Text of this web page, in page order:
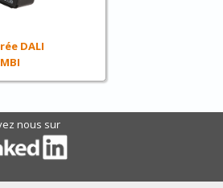
DALI
nous sur